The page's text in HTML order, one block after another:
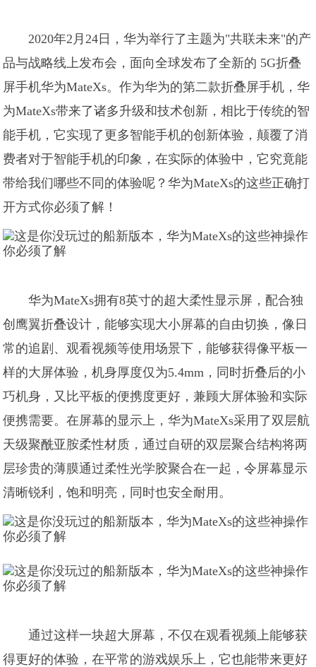
2020年2月24日，华为举行了主题为"共联未来"的产
品与战略线上发布会，面向全球发布了全新的 5G折叠
屏手机华为MateXs。作为华为的第二款折叠屏手机，华
为MateXs带来了诸多升级和技术创新，相比于传统的智
能手机，它实现了更多智能手机的创新体验，颠覆了消
费者对于智能手机的印象，在实际的体验中，它究竟能
带给我们哪些不同的体验呢？华为MateXs的这些正确打
开方式你必须了解！
华为MateXs拥有8英寸的超大柔性显示屏，配合独
创鹰翼折叠设计，能够实现大小屏幕的自由切换，像日
常的追剧、观看视频等使用场景下，能够获得像平板一
样的大屏体验，机身厚度仅为5.4mm，同时折叠后的小
巧机身，又比平板的便携度更好，兼顾大屏体验和实际
便携需要。在屏幕的显示上，华为MateXs采用了双层航
天级聚酰亚胺柔性材质，通过自研的双层聚合结构将两
层珍贵的薄膜通过柔性光学胶聚合在一起，令屏幕显示
清晰锐利，饱和明亮，同时也安全耐用。
通过这样一块超大屏幕，不仅在观看视频上能够获
得更好的体验，在平常的游戏娱乐上，它也能带来更好